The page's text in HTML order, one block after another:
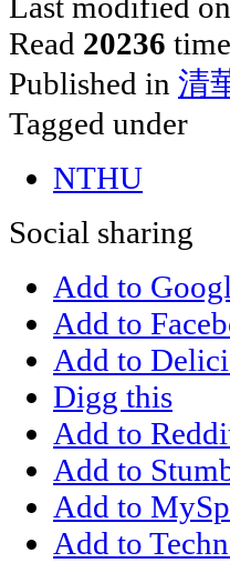
Read 20236
Published in 清
Tagged under
NTHU
Social sharing
Add to
Add to
Add to
Digg this
Add to
Add to
Add to
Add to